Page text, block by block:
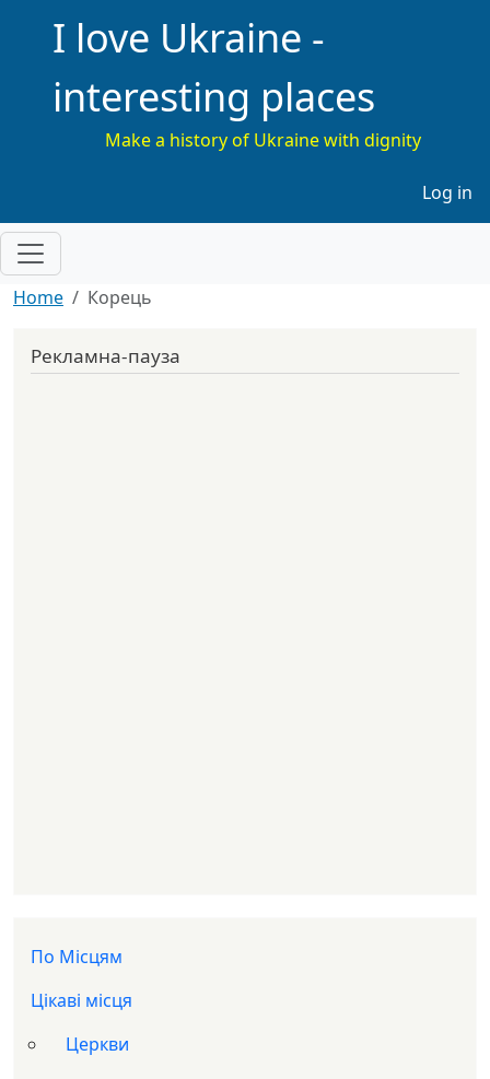
I love Ukraine -
interesting places
Make a history of Ukraine with dignity
Log in
Home Корець
Рекламна-пауза
По Місцям
Цікаві місця
Церкви